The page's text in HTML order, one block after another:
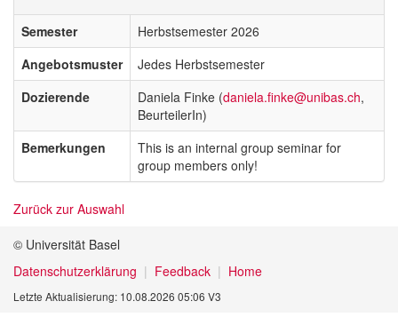
Semester
Herbstsemester 2026
Angebotsmuster
Jedes Herbstsemester
Dozierende
Daniela Finke (daniela.finke@unibas.ch,
BeurteilerIn)
Bemerkungen
This is an internal group seminar for
group members only!
Zurück zur Auswahl
© Universität Basel
Datenschutzerklärung
Feedback Home
Letzte Aktualisierung: 10.08.2026 05:06 V3